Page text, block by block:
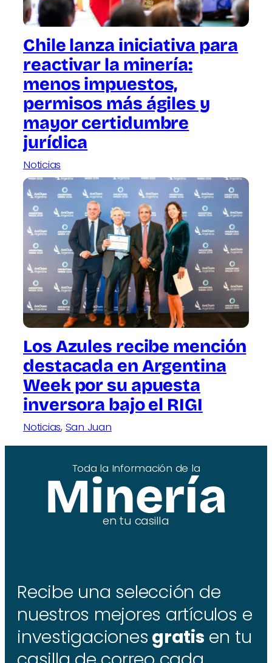
Chile lanza iniciativa para
reactivar la minería:
menos impuestos,
permisos más ágiles y
mayor certidumbre
jurídica
Noticias
Los Azules recibe mención
destacada en Argentina
Week por su apuesta
inversora bajo el RIGI
Noticias, San Juan
Toda la Información de la
Minería
en tu casilla
Recibe una selección de
nuestros mejores artículos e
investigaciones gratis en tu